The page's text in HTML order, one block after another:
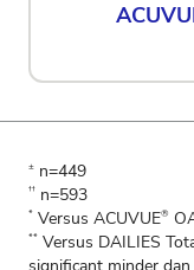
± n=449
†† n=593
* Versus ACUVUE®
** Versus DAILIES